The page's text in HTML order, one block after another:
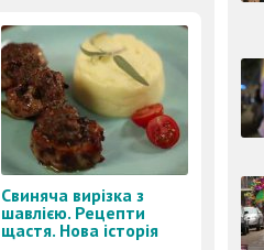
Свиняча вирізка з
шавлією. Рецепти
щастя. Нова історія